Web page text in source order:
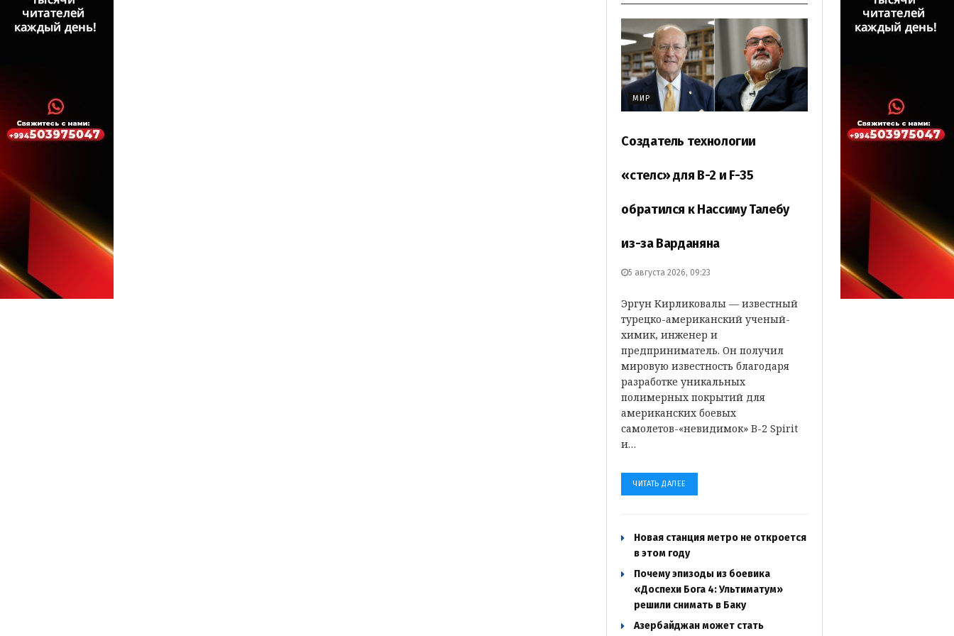
МИР
Создатель технологии
«стелс» для B-2 и F-35
обратился к Нассиму Талебу
из-за Варданяна
5 августа 2026, 09:23
Эргун Кирликовалы — известный
турецко-американский ученый-
химик, инженер и
предприниматель. Он получил
мировую известность благодаря
разработке уникальных
полимерных покрытий для
американских боевых
самолетов-«невидимок» B-2 Spirit
и…
ЧИТАТЬ ДАЛЕЕ
Новая станция метро не откроется
в этом году
Почему эпизоды из боевика
«Доспехи Бога 4: Ультиматум»
решили снимать в Баку
Азербайджан может стать